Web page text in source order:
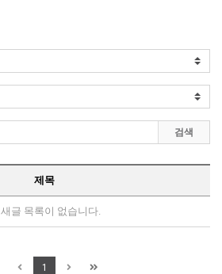
검색
제목
새글 목록이 없습니다.
1